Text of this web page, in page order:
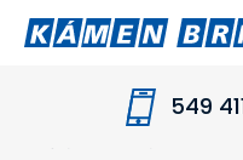
549
NOVINKY
SUŠIČKY STLAČENÉHO